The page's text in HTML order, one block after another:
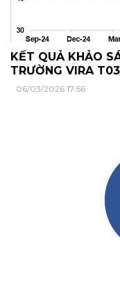
KẾT QUẢ KHẢO
TRƯỜNG VIRA
06/03/2026 17:56